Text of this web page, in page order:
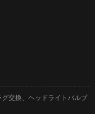
交換、ヘッドライトバルブ